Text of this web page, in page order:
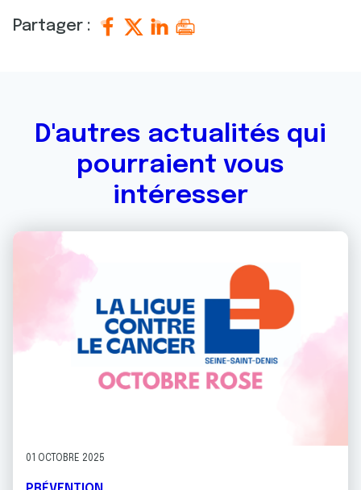
Partager :
D'autres actualités qui
pourraient vous
intéresser
01 OCTOBRE 2025